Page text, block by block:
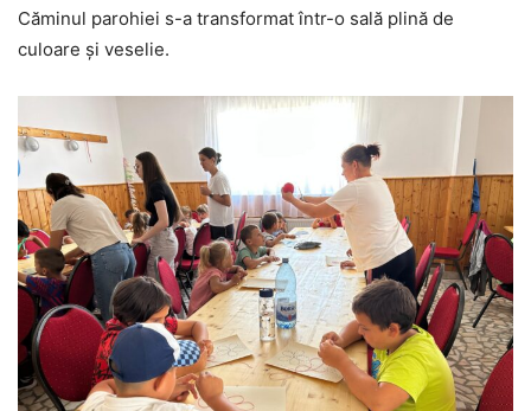
Căminul parohiei s-a transformat într-o sală plină de
culoare și veselie.